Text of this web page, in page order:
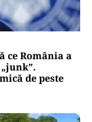
ce România a
de peste